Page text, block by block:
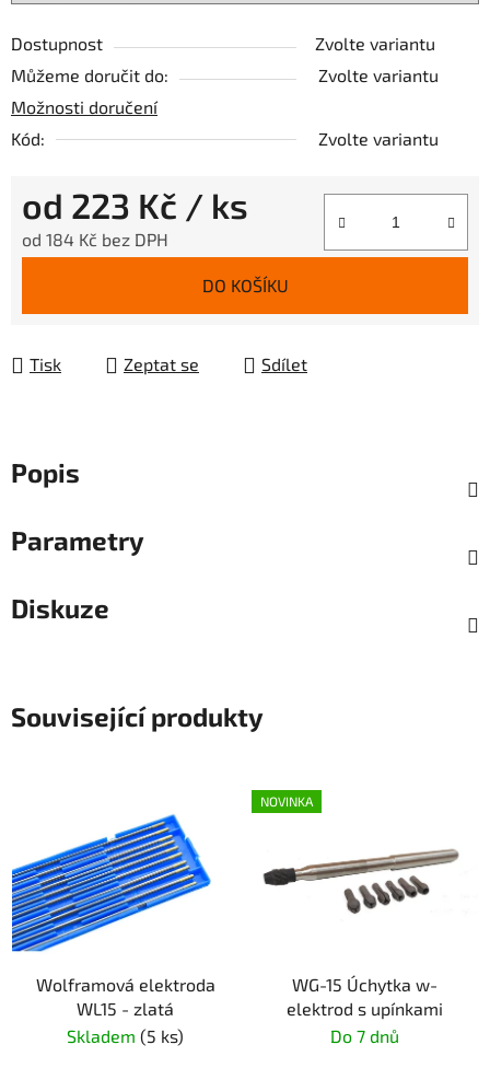
Dostupnost
Zvolte variantu
Můžeme doručit do:
Zvolte variantu
Možnosti doručení
Kód:
Zvolte variantu
od 223 Kč / ks
od 184 Kč bez DPH
DO KOŠÍKU
Tisk Zeptat se Sdílet
Popis
Parametry
Diskuze
Související produkty
Wolframová elektroda
WL15 - zlatá
Skladem (5 ks)
NOVINKA
WG-15 Úchytka w-
elektrod s upínkami
Do 7 dnů